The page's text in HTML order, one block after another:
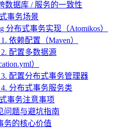
数据库 / 服务的一致性
事务场景
分布式事务实现（Atomikos）
1. 依赖配置（Maven）
2. 配置多数据源
）
3. 配置分布式事务管理器
4. 分布式事务服务类
事务注意事项
问题与避坑指南
务的核心价值